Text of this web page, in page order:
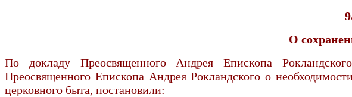
О
По докладу Преосвященного Андрея Епископа
Преосвященного Епископа Андрея Рокландского о
церковного быта, постановили: